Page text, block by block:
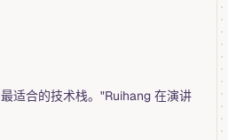
适合的技术栈。"Ruihang 在演讲